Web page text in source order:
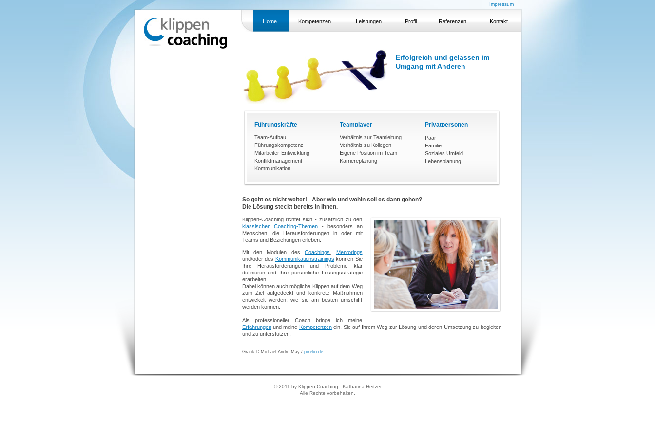
Impressum
Home Kompetenzen Leistungen Profil Referenzen Kontakt
Erfolgreich und gelassen im
Umgang mit Anderen
Führungskräfte
Team-Aufbau
Führungskompetenz
Mitarbeiter-Entwicklung
Konfliktmanagement
Kommunikation
Teamplayer
Verhältnis zur Teamleitung
Verhältnis zu Kollegen
Eigene Position im Team
Karriereplanung
Privatpersonen
Paar
Familie
Soziales Umfeld
Lebensplanung
So geht es nicht weiter! - Aber wie und wohin soll es dann gehen?
Die Lösung steckt bereits in Ihnen.
Klippen-Coaching richtet sich - zusätzlich zu den
klassischen Coaching-Themen - besonders an
Menschen, die Herausforderungen in oder mit
Teams und Beziehungen erleben.
Mit den Modulen desCoachings
Mentorings
und/oder des Kommunikationstrainings können Sie
Ihre Herausforderungen und Probleme klar
definieren und Ihre persönliche Lösungsstrategie
erarbeiten.
Dabei können auch mögliche Klippen auf dem Weg
zum Ziel aufgedeckt und konkrete Maßnahmen
entwickelt werden, wie sie am besten umschifft
werden können.
Als professioneller Coach bringe ich meine
Erfahrungenund meine Kompetenzenein, Sie auf Ihrem Weg zur Lösung und deren Umsetzung zu begleiten
und zu unterstützen.
Grafik © Michael Andre May / pixelio.de
© 2011 by Klippen-Coaching - Katharina Heitzer
Alle Rechte vorbehalten.